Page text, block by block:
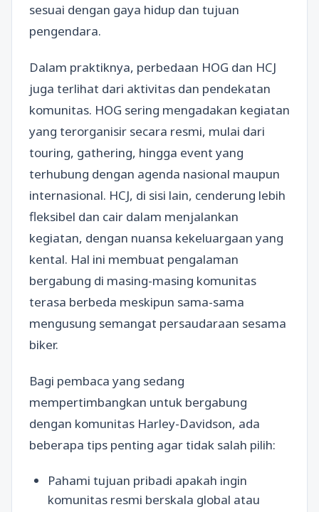
sesuai dengan gaya hidup dan tujuan
pengendara.
Dalam praktiknya, perbedaan HOG dan HCJ
juga terlihat dari aktivitas dan pendekatan
komunitas. HOG sering mengadakan kegiatan
yang terorganisir secara resmi, mulai dari
touring, gathering, hingga event yang
terhubung dengan agenda nasional maupun
internasional. HCJ, di sisi lain, cenderung lebih
fleksibel dan cair dalam menjalankan
kegiatan, dengan nuansa kekeluargaan yang
kental. Hal ini membuat pengalaman
bergabung di masing-masing komunitas
terasa berbeda meskipun sama-sama
mengusung semangat persaudaraan sesama
biker.
Bagi pembaca yang sedang
mempertimbangkan untuk bergabung
dengan komunitas Harley-Davidson, ada
beberapa tips penting agar tidak salah pilih:
Pahami tujuan pribadi apakah ingin
komunitas resmi berskala global atau